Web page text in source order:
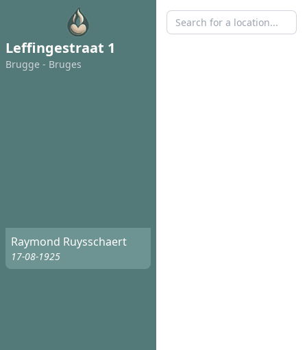
Leffingestraat 1
Brugge - Bruges
Raymond Ruysschaert
17-08-1925